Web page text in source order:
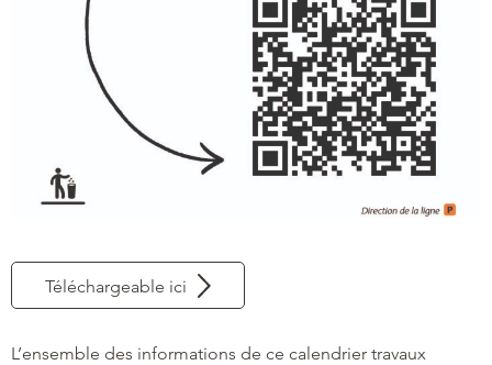
Téléchargeable ici
L’ensemble des informations de ce calendrier travaux